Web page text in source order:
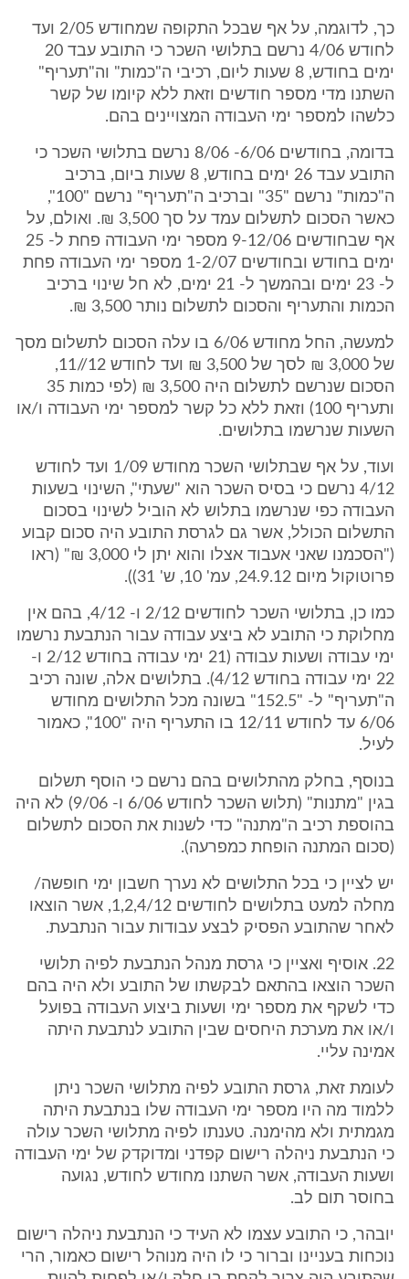
כך, לדוגמה, על אף שבכל התקופה שמחודש 2/05 ועד
לחודש 4/06 נרשם בתלושי השכר כי התובע עבד 20
ימים בחודש, 8 שעות ליום, רכיבי ה"כמות" וה"תעריף"
השתנו מדי מספר חודשים וזאת ללא קיומו של קשר
כלשהו למספר ימי העבודה המצויינים בהם.
בדומה, בחודשים 6/06- 8/06 נרשם בתלושי השכר כי
התובע עבד 26 ימים בחודש, 8 שעות ביום, ברכיב
ה"כמות" נרשם "35" וברכיב ה"תעריף" נרשם "100",
כאשר הסכום לתשלום עמד על סך 3,500 ₪. ואולם, על
אף שבחודשים 9-12/06 מספר ימי העבודה פחת ל- 25
ימים בחודש ובחודשים 1-2/07 מספר ימי העבודה פחת
ל- 23 ימים ובהמשך ל- 21 ימים, לא חל שינוי ברכיב
הכמות והתעריף והסכום לתשלום נותר 3,500 ₪.
למעשה, החל מחודש 6/06 בו עלה הסכום לתשלום מסך
של 3,000 ₪ לסך של 3,500 ₪ ועד לחודש 12//11,
הסכום שנרשם לתשלום היה 3,500 ₪ (לפי כמות 35
ותעריף 100) וזאת ללא כל קשר למספר ימי העבודה ו/או
השעות שנרשמו בתלושים.
ועוד, על אף שבתלושי השכר מחודש 1/09 ועד לחודש
4/12 נרשם כי בסיס השכר הוא "שעתי", השינוי בשעות
העבודה כפי שנרשמו בתלוש לא הוביל לשינוי בסכום
התשלום הכולל, אשר גם לגרסת התובע היה סכום קבוע
("הסכמנו שאני אעבוד אצלו והוא יתן לי 3,000 ₪" (ראו
פרוטוקול מיום 24.9.12, עמ' 10, ש' 31)).
כמו כן, בתלושי השכר לחודשים 2/12 ו- 4/12, בהם אין
מחלוקת כי התובע לא ביצע עבודה עבור הנתבעת נרשמו
ימי עבודה ושעות עבודה (21 ימי עבודה בחודש 2/12 ו-
22 ימי עבודה בחודש 4/12). בתלושים אלה, שונה רכיב
ה"תעריף" ל- "152.5" בשונה מכל התלושים מחודש
6/06 עד לחודש 12/11 בו התעריף היה "100", כאמור
לעיל.
בנוסף, בחלק מהתלושים בהם נרשם כי הוסף תשלום
בגין "מתנות" (תלוש השכר לחודש 6/06 ו- 9/06) לא היה
בהוספת רכיב ה"מתנה" כדי לשנות את הסכום לתשלום
(סכום המתנה הופחת כמפרעה).
יש לציין כי בכל התלושים לא נערך חשבון ימי חופשה/
מחלה למעט בתלושים לחודשים 1,2,4/12, אשר הוצאו
לאחר שהתובע הפסיק לבצע עבודות עבור הנתבעת.
22. אוסיף ואציין כי גרסת מנהל הנתבעת לפיה תלושי
השכר הוצאו בהתאם לבקשתו של התובע ולא היה בהם
כדי לשקף את מספר ימי ושעות ביצוע העבודה בפועל
ו/או את מערכת היחסים שבין התובע לנתבעת היתה
אמינה עליי.
לעומת זאת, גרסת התובע לפיה מתלושי השכר ניתן
ללמוד מה היו מספר ימי העבודה שלו בנתבעת היתה
מגמתית ולא מהימנה. טענתו לפיה מתלושי השכר עולה
כי הנתבעת ניהלה רישום קפדני ומדוקדק של ימי העבודה
ושעות העבודה, אשר השתנו מחודש לחודש, נגועה
בחוסר תום לב.
יובהר, כי התובע עצמו לא העיד כי הנתבעת ניהלה רישום
נוכחות בעניינו וברור כי לו היה מנוהל רישום כאמור, הרי